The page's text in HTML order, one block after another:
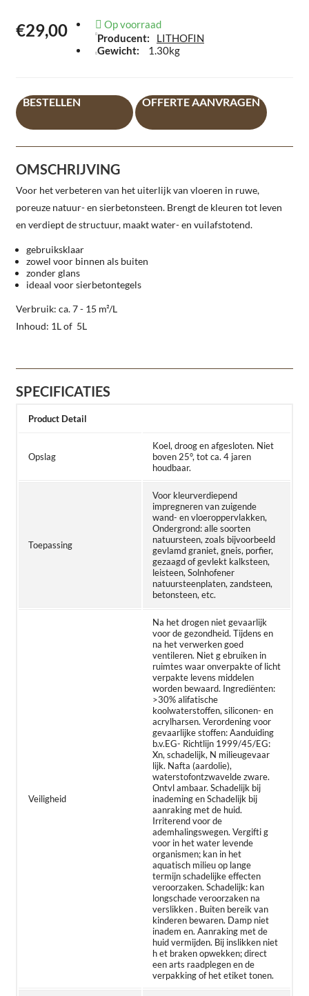
€29,00
Op voorraad
Producent:
LITHOFIN
Gewicht:
1.30kg
BESTELLEN OFFERTE AANVRAGEN
OMSCHRIJVING
Voor het verbeteren van het uiterlijk van vloeren in ruwe,
poreuze natuur- en sierbetonsteen. Brengt de kleuren tot leven
en verdiept de structuur, maakt water- en vuilafstotend.
gebruiksklaar
zowel voor binnen als buiten
zonder glans
ideaal voor sierbetontegels
Verbruik: ca. 7 - 15 m²/L
Inhoud: 1L of 5L
SPECIFICATIES
Product Detail
Opslag
Koel, droog en afgesloten. Niet
boven 25°, tot ca. 4 jaren
houdbaar.
Toepassing
Voor kleurverdiepend
impregneren van zuigende
wand- en vloeroppervlakken,
Ondergrond: alle soorten
natuursteen, zoals bijvoorbeeld
gevlamd graniet, gneis, porfier,
gezaagd of gevlekt kalksteen,
leisteen, Solnhofener
natuursteenplaten, zandsteen,
betonsteen, etc.
Veiligheid
Na het drogen niet gevaarlijk
voor de gezondheid. Tijdens en
na het verwerken goed
ventileren. Niet g ebruiken in
ruimtes waar onverpakte of licht
verpakte levens middelen
worden bewaard. Ingrediënten:
>30% alifatische
koolwaterstoffen, siliconen- en
acrylharsen. Verordening voor
gevaarlijke stoffen: Aanduiding
b.v.EG- Richtlijn 1999/45/EG:
Xn, schadelijk, N milieugevaar
lijk. Nafta (aardolie),
waterstofontzwavelde zware.
Ontvl ambaar. Schadelijk bij
inademing en Schadelijk bij
aanraking met de huid.
Irriterend voor de
ademhalingswegen. Vergifti g
voor in het water levende
organismen; kan in het
aquatisch milieu op lange
termijn schadelijke effecten
veroorzaken. Schadelijk: kan
longschade veroorzaken na
verslikken . Buiten bereik van
kinderen bewaren. Damp niet
inadem en. Aanraking met de
huid vermijden. Bij inslikken niet
h et braken opwekken; direct
een arts raadplegen en de
verpakking of het etiket tonen.